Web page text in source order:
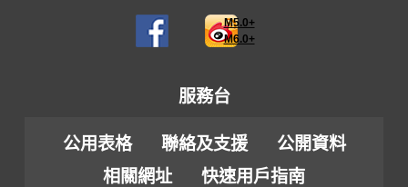
M5.0+
M6.0+
服務台
公用表格 聯絡及支援
公開資料
相關網址
快速用戶指南